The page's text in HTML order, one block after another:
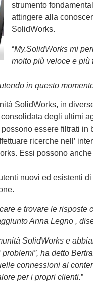
strumento
attingere alla
SolidWorks.
“My.SolidWorks mi
molto più veloce e più
in questo
SolidWorks, in
degli ultimi
essere filtrati
ricerche nell’
Essi possono
nuovi ed esistenti
e trovare le
Anna Legno ,
SolidWorks e
ha detto
connessioni al
per i propri clienti.”